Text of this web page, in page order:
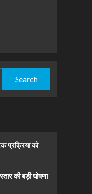
प्रक्रिया को
की बड़ी घोषणा